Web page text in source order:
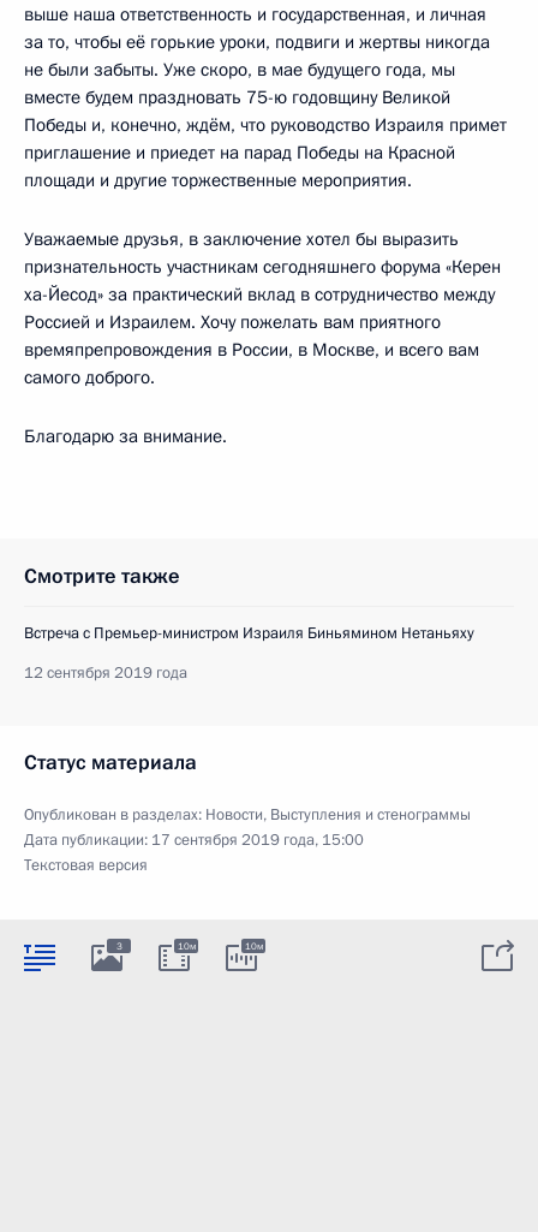
выше наша ответственность и государственная, и личная
за то, чтобы её горькие уроки, подвиги и жертвы никогда
не были забыты. Уже скоро, в мае будущего года, мы
вместе будем праздновать 75-ю годовщину Великой
Победы и, конечно, ждём, что руководство Израиля примет
приглашение и приедет на парад Победы на Красной
площади и другие торжественные мероприятия.
Уважаемые друзья, в заключение хотел бы выразить
признательность участникам сегодняшнего форума «Керен
ха-Йесод» за практический вклад в сотрудничество между
Россией и Израилем. Хочу пожелать вам приятного
времяпрепровождения в России, в Москве, и всего вам
самого доброго.
Благодарю за внимание.
Смотрите также
Встреча с Премьер-министром Израиля Биньямином Нетаньяху
12 сентября 2019 года
Статус материала
Опубликован в разделах: Новости, Выступления и стенограммы
Дата публикации: 17 сентября 2019 года, 15:00
Текстовая версия
3 10м 10м